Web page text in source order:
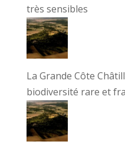
très sensibles
La Grande Côte
biodiversité rare et